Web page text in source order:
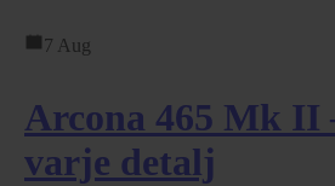
7 Aug
Arcona 465 Mk II
varje detalj